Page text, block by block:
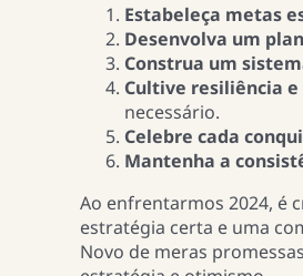
Estabeleça metas
Desenvolva um
Construa um
Cultive resiliência
necessário.
Celebre cada
Mantenha a
Ao enfrentarmos 2024, é
estratégia certa e uma
Novo de meras